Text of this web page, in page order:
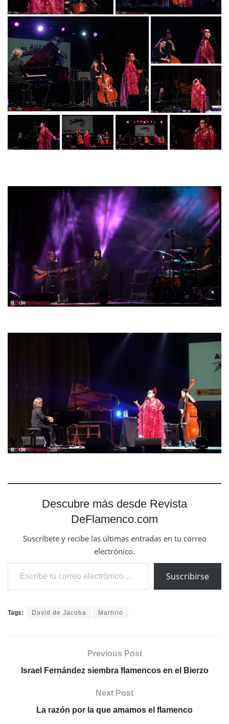
Descubre más desde Revista
DeFlamenco.com
Suscríbete y recibe las últimas entradas en tu correo
electrónico.
Escribe tu correo electrónico…
Suscribirse
Tags: David de Jacoba Martirio
Previous Post
Israel Fernández siembra flamencos en el Bierzo
Next Post
La razón por la que amamos el flamenco